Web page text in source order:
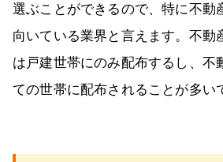
選ぶことができるので、特に不動
向いている業界と言えます。不動
は戸建世帯にのみ配布するし、不
ての世帯に配布されることが多い